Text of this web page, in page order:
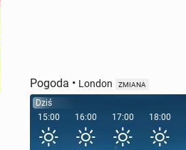
Pogoda • London ZMIANA
Dziś
15:00
16:00 17:00 18:00